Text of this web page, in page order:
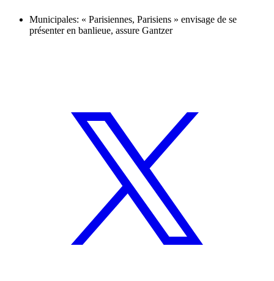
Municipales: « Parisiennes, Parisiens » envisage de se
présenter en banlieue, assure Gantzer